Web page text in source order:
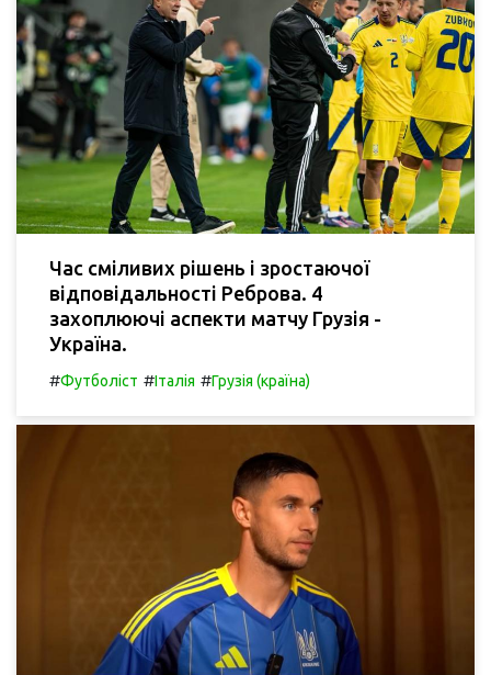
Час сміливих рішень і зростаючої
відповідальності Реброва. 4
захоплюючі аспекти матчу Грузія -
Україна.
#Футболіст #Італія #Грузія (країна)